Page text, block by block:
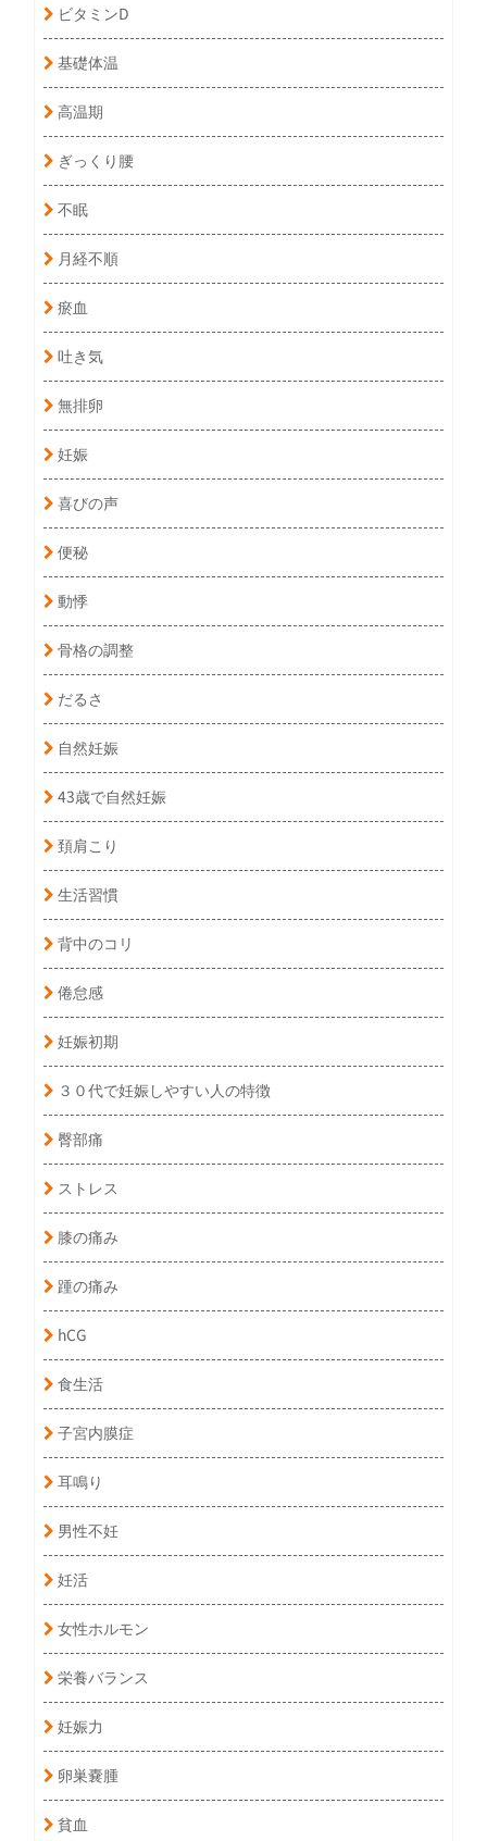
ビタミンD
基礎体温
高温期
ぎっくり腰
不眠
月経不順
瘀血
吐き気
無排卵
妊娠
喜びの声
便秘
動悸
骨格の調整
だるさ
自然妊娠
43歳で自然妊娠
頚肩こり
生活習慣
背中のコリ
倦怠感
妊娠初期
３０代で妊娠しやすい人の特徴
臀部痛
ストレス
膝の痛み
踵の痛み
hCG
食生活
子宮内膜症
耳鳴り
男性不妊
妊活
女性ホルモン
栄養バランス
妊娠力
卵巣嚢腫
貧血